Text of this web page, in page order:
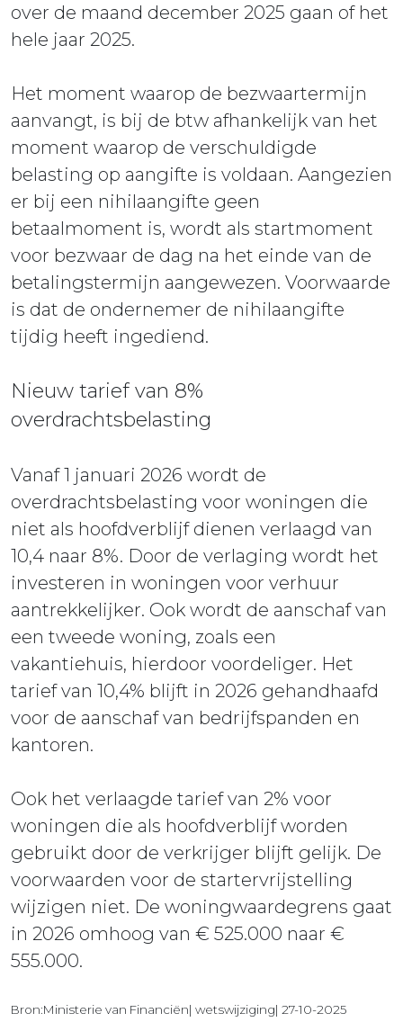
over de maand december 2025 gaan of het
hele jaar 2025.
Het moment waarop de bezwaartermijn
aanvangt, is bij de btw afhankelijk van het
moment waarop de verschuldigde
belasting op aangifte is voldaan. Aangezien
er bij een nihilaangifte geen
betaalmoment is, wordt als startmoment
voor bezwaar de dag na het einde van de
betalingstermijn aangewezen. Voorwaarde
is dat de ondernemer de nihilaangifte
tijdig heeft ingediend.
Nieuw tarief van 8%
overdrachtsbelasting
Vanaf 1 januari 2026 wordt de
overdrachtsbelasting voor woningen die
niet als hoofdverblijf dienen verlaagd van
10,4 naar 8%. Door de verlaging wordt het
investeren in woningen voor verhuur
aantrekkelijker. Ook wordt de aanschaf van
een tweede woning, zoals een
vakantiehuis, hierdoor voordeliger. Het
tarief van 10,4% blijft in 2026 gehandhaafd
voor de aanschaf van bedrijfspanden en
kantoren.
Ook het verlaagde tarief van 2% voor
woningen die als hoofdverblijf worden
gebruikt door de verkrijger blijft gelijk. De
voorwaarden voor de startervrijstelling
wijzigen niet. De woningwaardegrens gaat
in 2026 omhoog van € 525.000 naar €
555.000.
Bron:Ministerie van Financiën| wetswijziging| 27-10-2025